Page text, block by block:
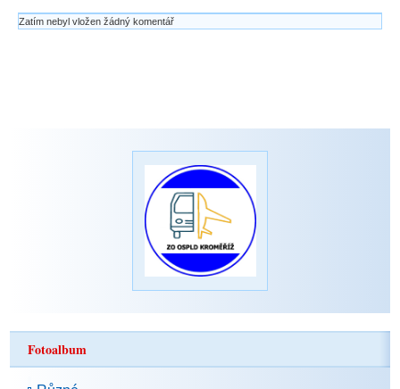
Zatím nebyl vložen žádný komentář
Fotoalbum